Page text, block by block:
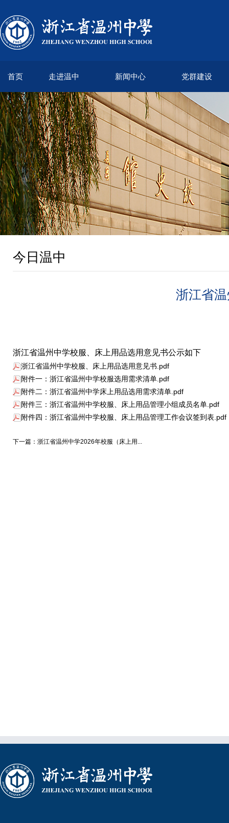
首页 走进温中 新闻中心 党群建设
今日温中
浙江省
浙江省温州中学校服、床上用品选用意见书公示如下
浙江省温州中学校服、床上用品选用意见书.pdf
附件一：浙江省温州中学校服选用需求清单.pdf
附件二：浙江省温州中学床上用品选用需求清单.pdf
附件三：浙江省温州中学校服、床上用品管理小组成员名单.pdf
附件四：浙江省温州中学校服、床上用品管理工作会议签到表.pdf
下一篇：浙江省温州中学2026年校服（床上用...